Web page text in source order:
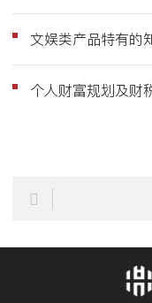
文娱类产品特有的
个人财富规划及财